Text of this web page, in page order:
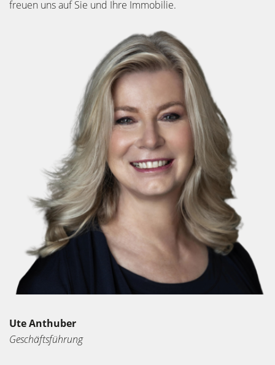
freuen uns auf Sie und Ihre Immobilie.
Ute Anthuber
Geschäftsführung